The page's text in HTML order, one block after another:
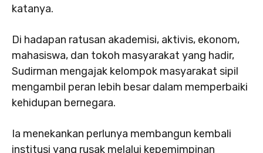
katanya.
Di hadapan ratusan akademisi, aktivis, ekonom,
mahasiswa, dan tokoh masyarakat yang hadir,
Sudirman mengajak kelompok masyarakat sipil
mengambil peran lebih besar dalam memperbaiki
kehidupan bernegara.
Ia menekankan perlunya membangun kembali
institusi yang rusak melalui kepemimpinan